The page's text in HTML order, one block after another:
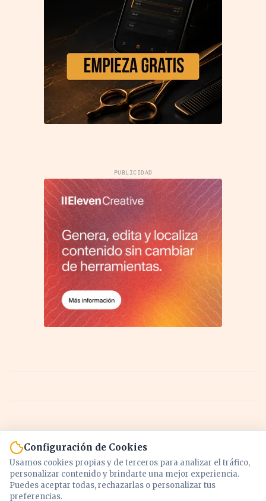
PUBLICIDAD
Configuración de Cookies
Usamos cookies propias y de terceros para analizar el tráfico,
personalizar contenido y brindarte una mejor experiencia.
Puedes aceptar todas, rechazarlas o personalizar tus
preferencias.